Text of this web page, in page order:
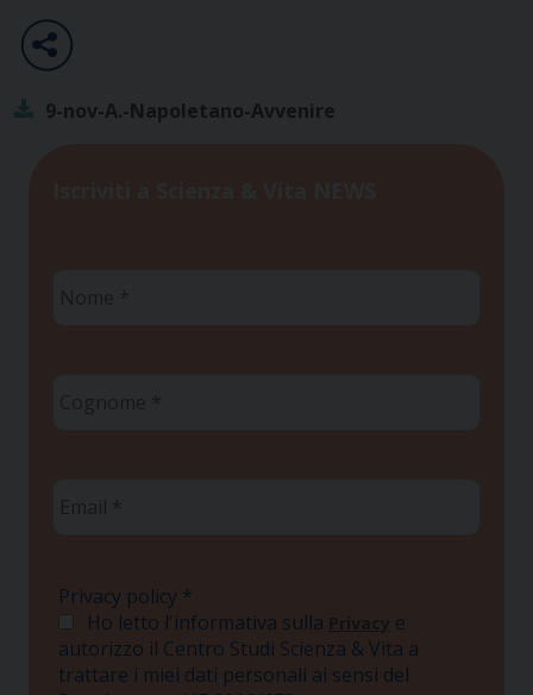
9-nov-A.-Napoletano-Avvenire
Privacy policy *
Ho letto l'informativa sulla Privacy e
autorizzo il Centro Studi Scienza & Vita a
trattare i miei dati personali ai sensi del